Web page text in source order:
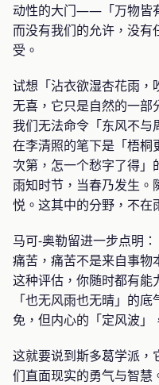
动性的大门——「万物皆
而没有我们的允许，没有
受。
试想「沾衣欲湿杏花雨，
无喜，它只是自然的一部
我们无法命令「东风不与
在李清照的笔下是「梧桐
次第，怎一个愁字了得」
雨知时节，当春乃发生。
悦。这其中的分野，不在
马可-奥勒留进一步点明
痛苦，痛苦不是来自事物
这种评估，你随时都有能
「也无风雨也无晴」的
免，但内心的「定风波」
这就要说到斯多葛学派，
们直面现实的勇气与智慧